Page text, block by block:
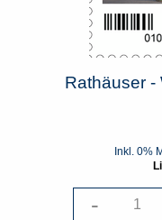
Rathäuser -
Inkl. 0%
-